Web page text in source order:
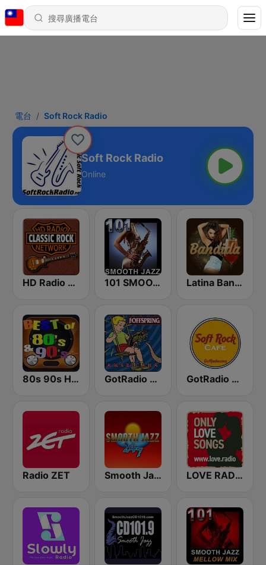
電台 Soft Rock Radio
Soft Rock Radio
Online
HD Radio - Classic Rock 101 SMOOTH JAZZ Latina Bandida!
80s 90s Hits Radio GotRadio - 90's Alternative GotRadio - Soft Rock Cafe
Radio ZET Smooth Jazz 247 LOVE RADIO www.LOVE.radio